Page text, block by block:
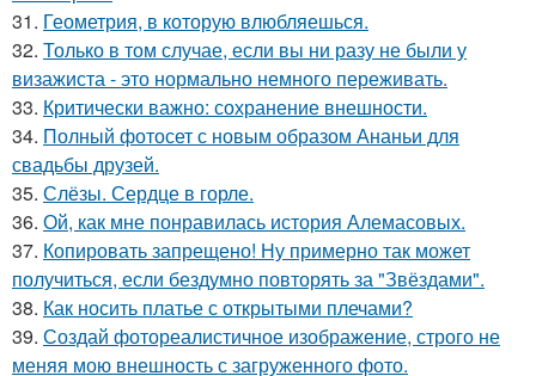
31. Геометрия, в которую влюбляешься.
32. Только в том случае, если вы ни разу не были у
визажиста - это нормально немного переживать.
33. Критически важно: сохранение внешности.
34. Полный фотосет с новым образом Ананьи для
свадьбы друзей.
35. Слёзы. Сердце в горле.
36. Ой, как мне понравилась история Алемасовых.
37. Копировать запрещено! Ну примерно так может
получиться, если бездумно повторять за "Звёздами".
38. Как носить платье с открытыми плечами?
39. Создай фотореалистичное изображение, строго не
меняя мою внешность с загруженного фото.